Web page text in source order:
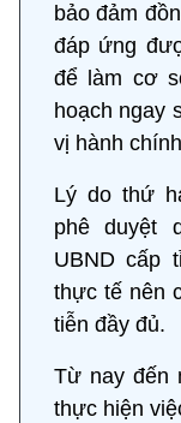
bảo đảm
đáp ứng
để làm cơ
hoạch ngay
vị hành
Lý do thứ
phê duyệt
UBND cấp
thực tế nên
tiễn đầy đủ.
Từ nay đến
thực hiện